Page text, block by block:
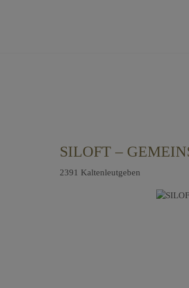
SILOFT –
2391 Kaltenleutgeben